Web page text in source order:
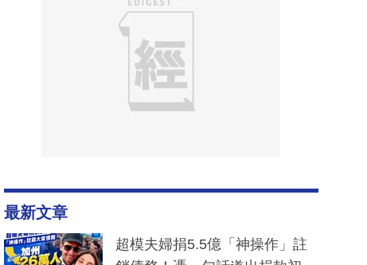
最新文章
超模夫婦捐5.5億「神操作」註